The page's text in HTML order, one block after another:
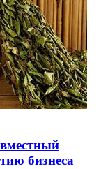
бизнеса